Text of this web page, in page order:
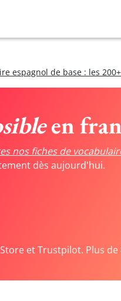
espagnol de base : les
en
nos fiches de
dès aujourd'hui.
et Trustpilot. Plus